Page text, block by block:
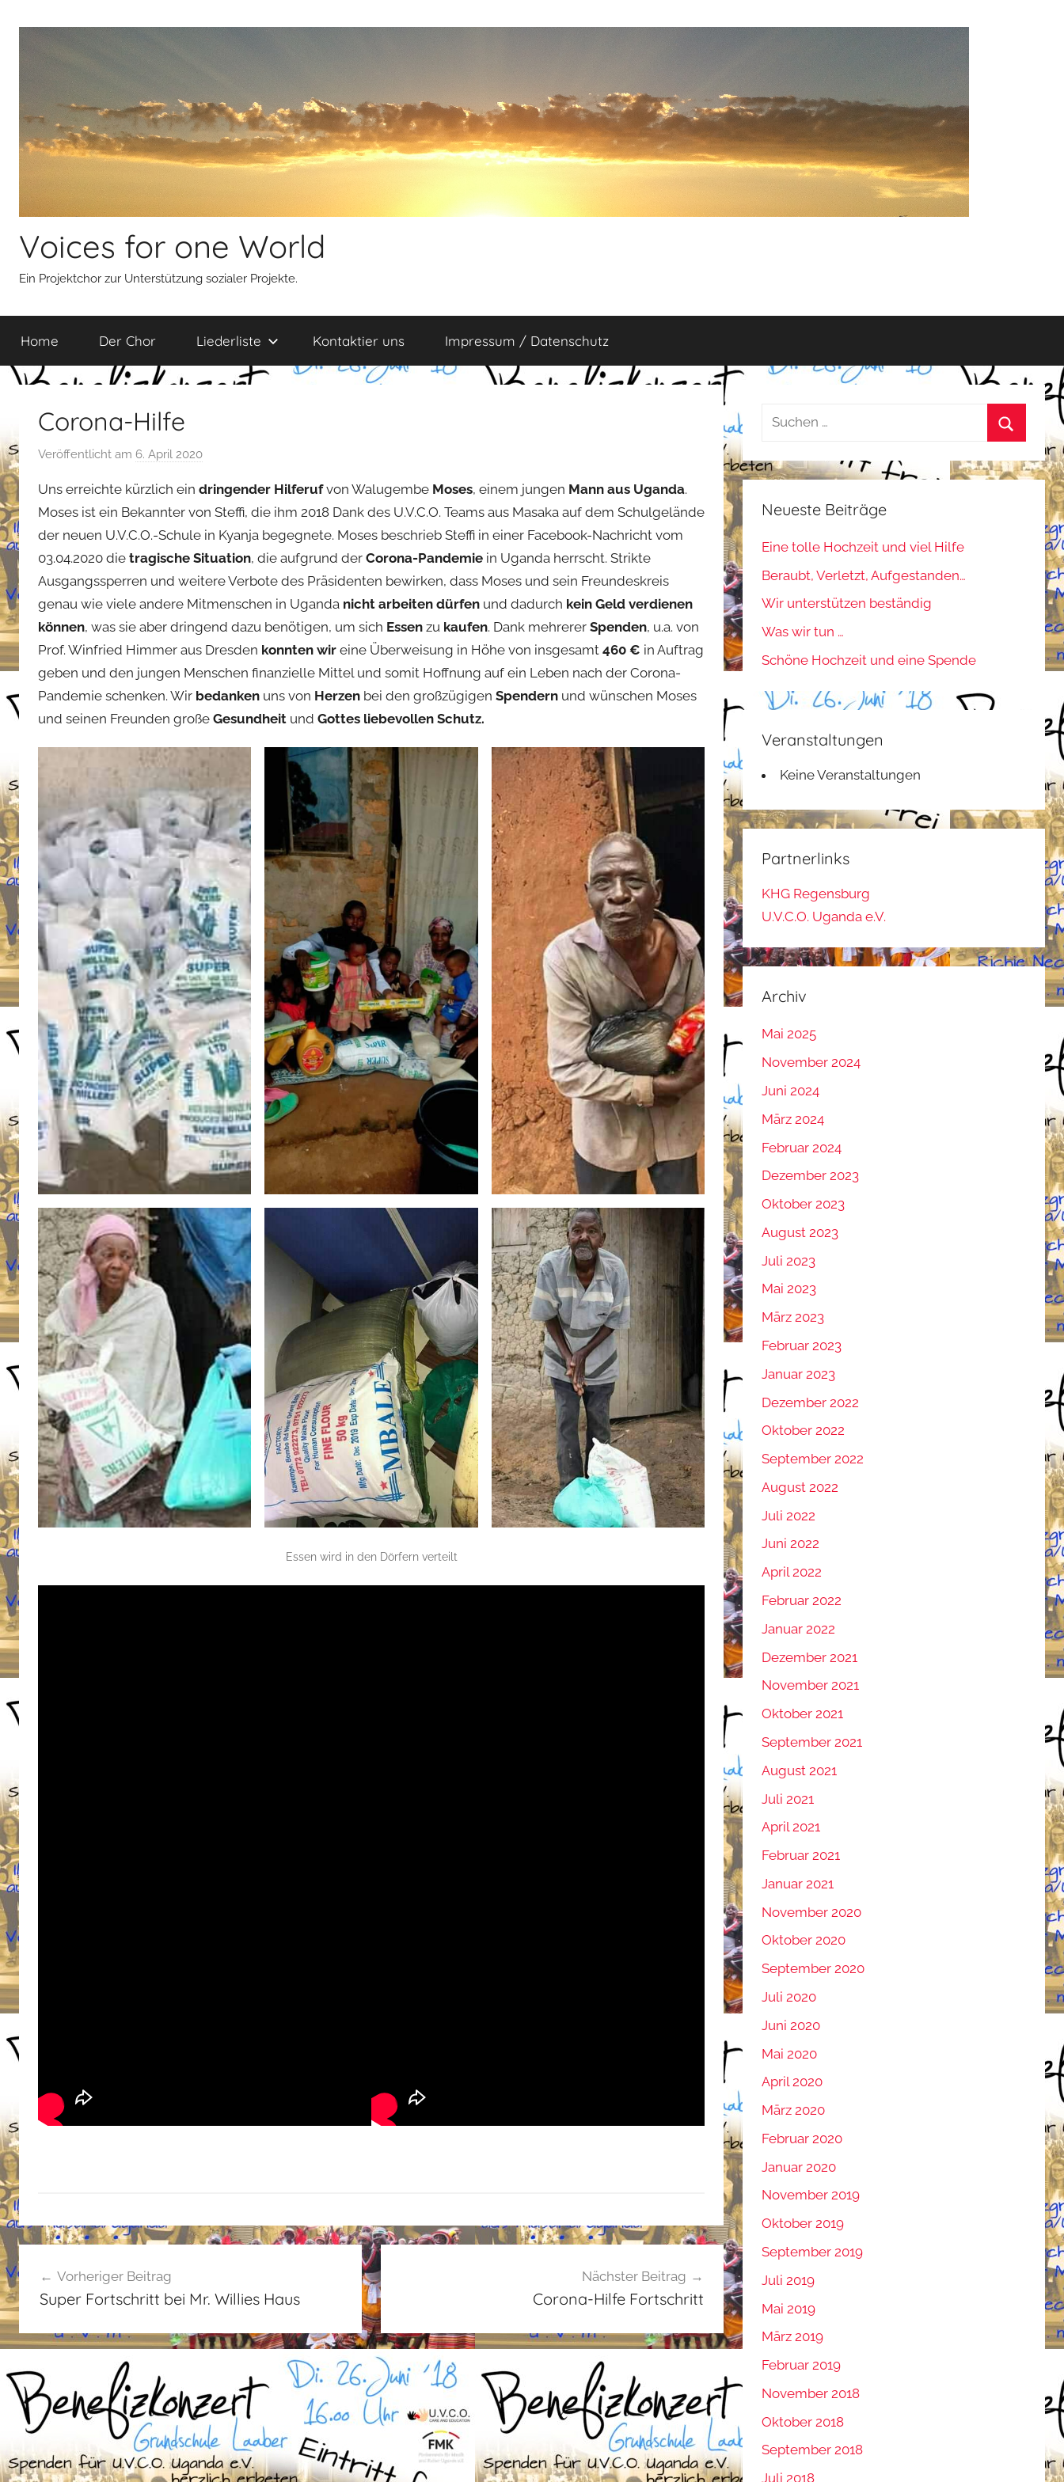
springen
Voices for one World
Ein Projektchor zur Unterstützung sozialer Projekte.
Home Der Chor Liederliste Kontaktier uns Impressum / Datenschutz
Corona-Hilfe
Veröffentlicht am 6. April 2020
n
s
t
e
f
a
Uns erreichte kürzlich ein dringender Hilferufvon Walugembe Moses, einem jungen Mann aus Uganda.
Moses ist ein Bekannter von Steffi, die ihm 2018 Dank des U.V.C.O. Teams aus Masaka auf dem Schulgelände
der neuen U.V.C.O.-Schule in Kyanja begegnete. Moses beschrieb Steffi in einer Facebook-Nachricht vom
03.04.2020 die tragische Situation, die aufgrund der Corona-Pandemie in Uganda herrscht. Strikte
Ausgangssperren und weitere Verbote des Präsidenten bewirken, dass Moses und sein Freundeskreis
genau wie viele andere Mitmenschen in Uganda nicht arbeiten dürfen und dadurch kein Geld verdienen
können, was sie aber dringend dazu benötigen, um sich Essen zu kaufen. Dank mehrerer Spenden, u.a. von
Prof. Winfried Himmer aus Dresden konnten wir eine Überweisung in Höhe von insgesamt 460 € in Auftrag
geben und den jungen Menschen finanzielle Mittel und somit Hoffnung auf ein Leben nach der Corona-
Pandemie schenken. Wir bedanken uns von Herzen bei den großzügigen Spendern und wünschen Moses
und seinen Freunden große Gesundheit und Gottes liebevollen Schutz.
Essen wird in den Dörfern verteilt
A
g
m
i
n
,
ü
Beitragsnavigation
Vorheriger Beitrag
Super Fortschritt bei Mr. Willies Haus
Nächster Beitrag
Corona-Hilfe Fortschritt
Suchen
Suchen
Neueste Beiträge
Eine tolle Hochzeit und viel Hilfe
Beraubt, Verletzt, Aufgestanden…
Wir unterstützen beständig
Was wir tun …
Schöne Hochzeit und eine Spende
Veranstaltungen
Keine Veranstaltungen
Partnerlinks
KHG Regensburg
U.V.C.O. Uganda e.V.
Archiv
Mai 2025
November 2024
Juni 2024
März 2024
Februar 2024
Dezember 2023
Oktober 2023
August 2023
Juli 2023
Mai 2023
März 2023
Februar 2023
Januar 2023
Dezember 2022
Oktober 2022
September 2022
August 2022
Juli 2022
Juni 2022
April 2022
Februar 2022
Januar 2022
Dezember 2021
November 2021
Oktober 2021
September 2021
August 2021
Juli 2021
April 2021
Februar 2021
Januar 2021
November 2020
Oktober 2020
September 2020
Juli 2020
Juni 2020
Mai 2020
April 2020
März 2020
Februar 2020
Januar 2020
November 2019
Oktober 2019
September 2019
Juli 2019
Mai 2019
März 2019
Februar 2019
November 2018
Oktober 2018
September 2018
Juli 2018